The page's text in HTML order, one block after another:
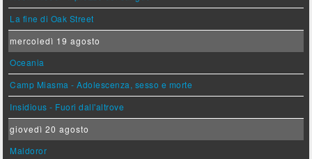
La fine di Oak Street
mercoledì 19 agosto
Oceania
Camp Miasma - Adolescenza, sesso e morte
Insidious - Fuori dall'altrove
giovedì 20 agosto
Maldoror